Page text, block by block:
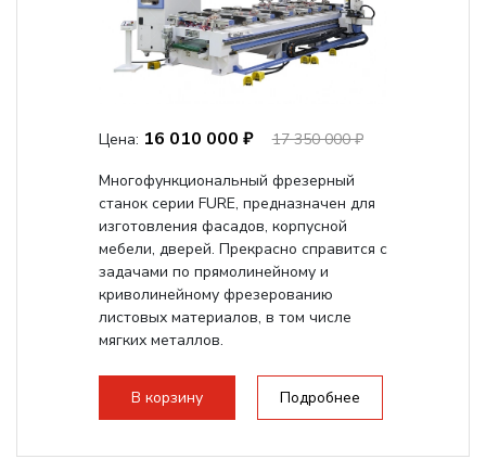
Цена: 16 010 000 ₽
17 350 000 ₽
Многофункциональный фрезерный
станок серии FURE, предназначен для
изготовления фасадов, корпусной
мебели, дверей. Прекрасно справится с
задачами по прямолинейному и
криволинейному фрезерованию
листовых материалов, в том числе
мягких металлов.
В корзину Подробнее